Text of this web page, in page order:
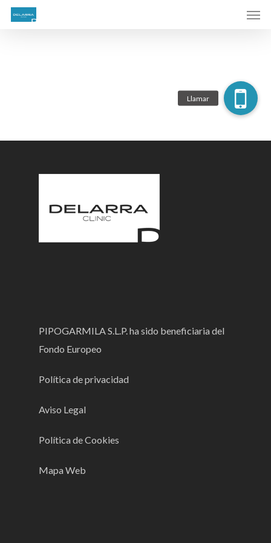
PIPOGARMILA S.L.P. ha sido beneficiaria del
Fondo Europeo
Política de privacidad
Aviso Legal
Política de Cookies
Mapa Web